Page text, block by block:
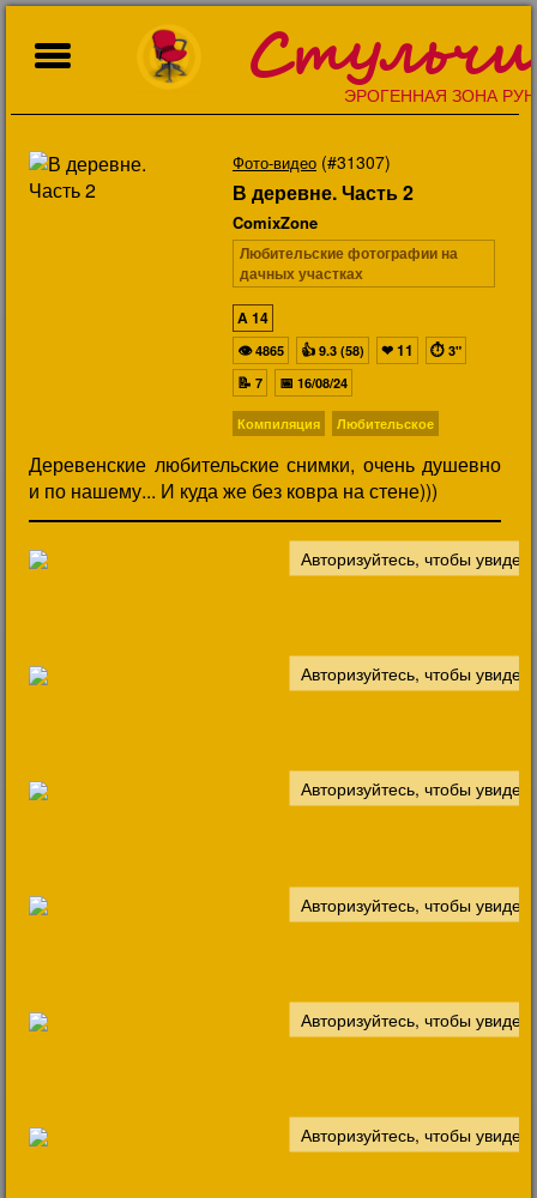
ЭРОГЕННАЯ ЗОНА
Фото-видео (#31307)
В деревне. Часть 2
ComixZone
Любительские фотографии на
дачных участках
Деревенские любительские снимки, очень душевно
и по нашему... И куда же без ковра на стене)))
A14
👁4865 👍 9.3 (58) ❤11 ⏱ 3"
📝 7 📅 16/08/24
Компиляция Любительское